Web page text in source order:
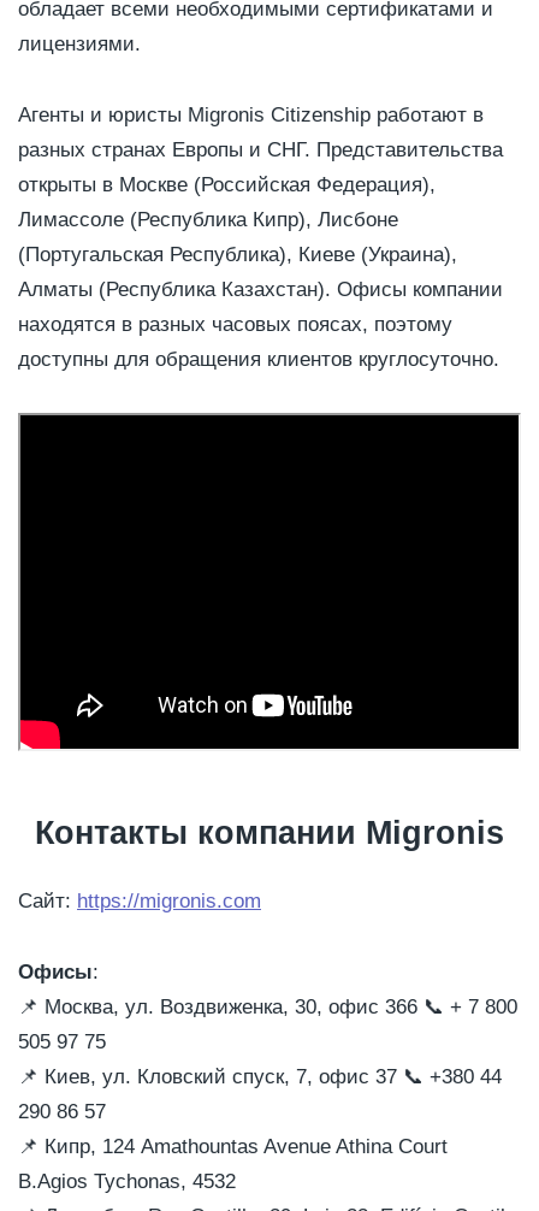
обладает всеми необходимыми сертификатами и
лицензиями.
Агенты и юристы Migronis Citizenship работают в
разных странах Европы и СНГ. Представительства
открыты в Москве (Российская Федерация),
Лимассоле (Республика Кипр), Лисбоне
(Португальская Республика), Киеве (Украина),
Алматы (Республика Казахстан). Офисы компании
находятся в разных часовых поясах, поэтому
доступны для обращения клиентов круглосуточно.
Контакты компании Migronis
Сайт: https://migronis.com
Офисы:
📌 Москва, ул. Воздвиженка, 30, офис 366 📞 + 7 800
505 97 75
📌 Киев, ул. Кловский спуск, 7, офис 37 📞 +380 44
290 86 57
📌 Кипр, 124 Amathountas Avenue Athina Court
B.Agios Tychonas, 4532